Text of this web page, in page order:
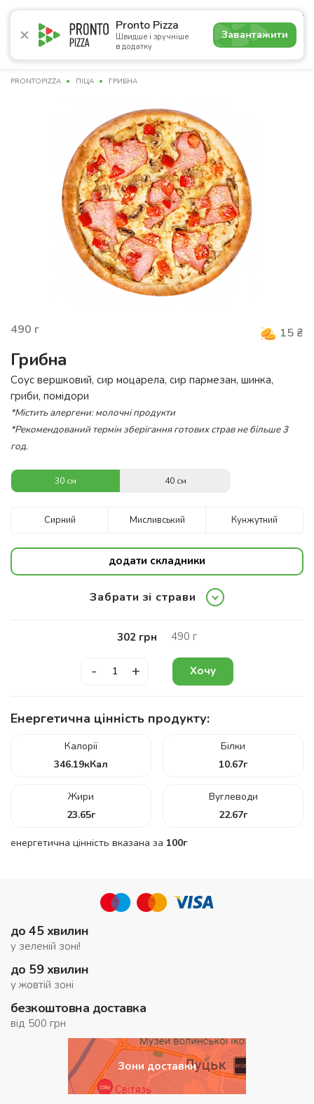
Pronto Pizza
Швидше і зручніше
в додатку
Завантажити
5.0
Акції Піца Суші Сети Бургери Комбо
PRONTOPIZZA ПІЦА ГРИБНА
490 г 15 ₴
Грибна
Соус вершковий, сир моцарела, сир пармезан, шинка,
гриби, помідори
*Містить алергени: молочні продукти
*Рекомендований термін зберігання готових страв не більше 3
год.
30 см 40 см
Сирний Мисливський Кунжутний
додати складники
Забрати зі страви
302 грн 490 г
- + Хочу
Енергетична цінність продукту:
Калорії
346.19кКал
Білки
10.67г
Жири
23.65г
Вуглеводи
22.67г
енергетична цінність вказана за 100г
до 45 хвилин
у зеленій зоні!
до 59 хвилин
у жовтій зоні
безкоштовна доставка
від 500 грн
Зони доставки